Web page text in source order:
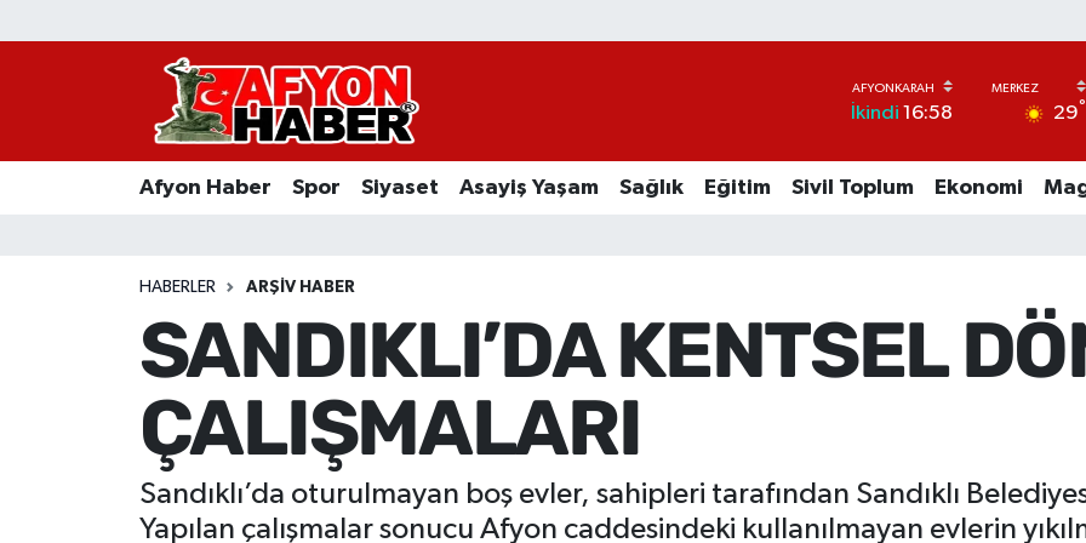
İkindi 16:58 29°
Afyon Haber Spor Siyaset Asayiş Yaşam Sağlık Eğitim Sivil Toplum Ekonomi
HABERLER ARŞIV HABER
SANDIKLI’DA KENTSEL
ÇALIŞMALARI
Sandıklı’da oturulmayan boş evler, sahipleri tarafından Sandıklı
Yapılan çalışmalar sonucu Afyon caddesindeki kullanılmayan evlerin
Afyon Haber
Asayiş Yaşam
Sivil Toplum
Ekonomi